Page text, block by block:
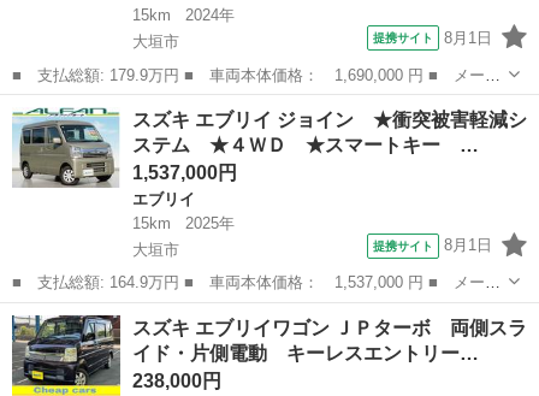
15km
2024年
大垣市
提携サイト 8月1日
■ 支払総額: 179.9万円 ■ 車両本体価格： 1,690,000 円 ■ メーカ
ー名： スズキ ■ 車種名： エブリイ ■ グレード名： ジョイン
ターボ ★衝突被害軽減システム ☆届出済未使用車 ★ターボ ★
スマート...
岐阜 大垣市 エブリイ
スズキ エブリイ ジョイン ★衝突被害軽減シ
ステム ★４ＷＤ ★スマートキー …
1,537,000円
エブリイ
15km
2025年
大垣市
提携サイト 8月1日
■ 支払総額: 164.9万円 ■ 車両本体価格： 1,537,000 円 ■ メーカ
ー名： スズキ ■ 車種名： エブリイ ■ グレード名： ジョイ
ン ★衝突被害軽減システム ★４ＷＤ ★スマートキー ★ＬＥＤ
ヘッドライ...
岐阜 大垣市 エブリイ
スズキ エブリイワゴン ＪＰターボ 両側スラ
イド・片側電動 キーレスエントリー…
238,000円